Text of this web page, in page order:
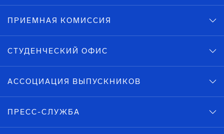
ПРИЕМНАЯ КОМИССИЯ
СТУДЕНЧЕСКИЙ ОФИС
АССОЦИАЦИЯ ВЫПУСКНИКОВ
ПРЕСС-СЛУЖБА